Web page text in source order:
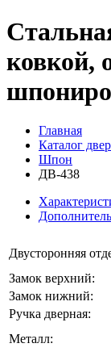
ковкой,
Главная
Каталог
Шпон
ДВ-438
Двусторонняя
Замок верхний:
Замок нижний:
Ручка дверная:
Металл: